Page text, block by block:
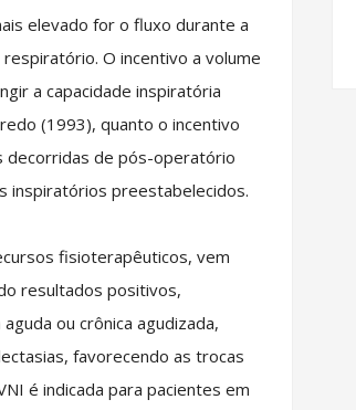
elevado for o fluxo durante a
O incentivo a volume
a capacidade inspiratória
(1993), quanto o incentivo
decorridas de pós-operatório
inspiratórios preestabelecidos.
fisioterapêuticos, vem
resultados positivos,
ou crônica agudizada,
favorecendo as trocas
é indicada para pacientes em